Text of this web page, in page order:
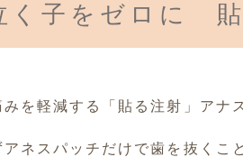
く子をゼロに
を軽減する「貼る注射」アナ
ネスパッチだけで歯を抜くこ